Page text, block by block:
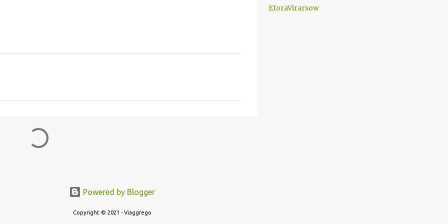
che difficilmente da menti sane, potrebbe
EforaVirarsow
Powered by Blogger
Copyright © 2021 - Viaggrego